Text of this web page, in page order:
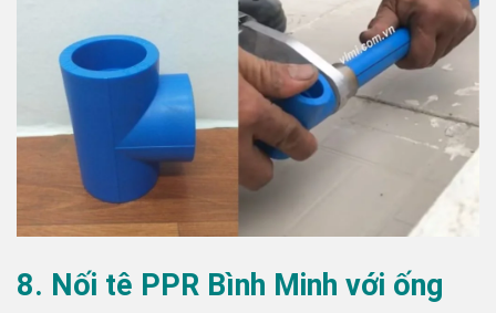
8. Nối tê PPR Bình Minh với ống